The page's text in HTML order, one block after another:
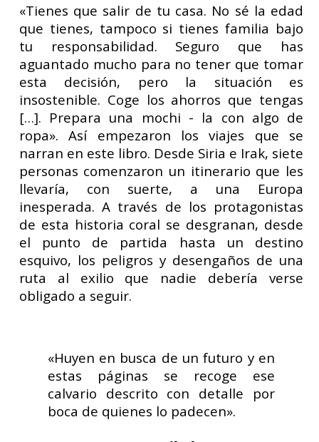
«Tienes que salir de tu casa. No sé la edad
que tienes, tampoco si tienes familia bajo
tu responsabilidad. Seguro que has
aguantado mucho para no tener que tomar
esta decisión, pero la situación es
insostenible. Coge los ahorros que tengas
[…]. Prepara una mochi - la con algo de
ropa». Así empezaron los viajes que se
narran en este libro. Desde Siria e Irak, siete
personas comenzaron un itinerario que les
llevaría, con suerte, a una Europa
inesperada. A través de los protagonistas
de esta historia coral se desgranan, desde
el punto de partida hasta un destino
esquivo, los peligros y desengaños de una
ruta al exilio que nadie debería verse
obligado a seguir.
«Huyen en busca de un futuro y en
estas páginas se recoge ese
calvario descrito con detalle por
boca de quienes lo padecen».